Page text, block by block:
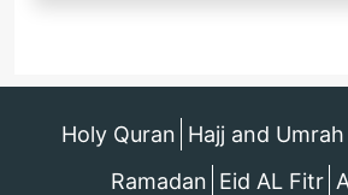
Holy Quran Hajj and Umrah
Ramadan Eid AL Fitr